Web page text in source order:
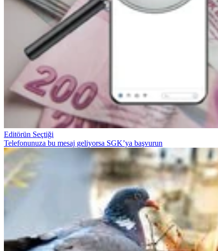
Editörün Seçtiği
Telefonunuza bu mesaj geliyorsa SGK’ya başvurun